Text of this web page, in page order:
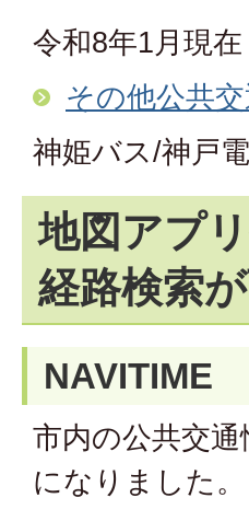
令和8年1月現在
その他公共
神姫バス/神戸
地図アプ
経路検索
NAVITIME
市内の公共交
になりました。